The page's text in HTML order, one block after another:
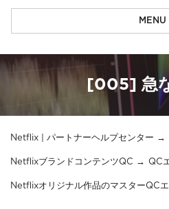
MENU
[005] 急
Netflix | パートナーヘルプセンター
NetflixブランドコンテンツQC QC
Netflixオリジナル作品のマスターQC